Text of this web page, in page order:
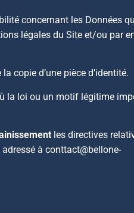
concernant les Données
légales du Site et/ou par
la copie d’une pièce d’identité.
la loi ou un motif légitime
les directives
à conttact@bellone-